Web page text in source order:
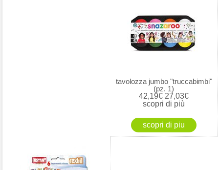
tavolozza jumbo "truccabimbi"
(pz. 1)
42,19€ 27,03€
scopri di più